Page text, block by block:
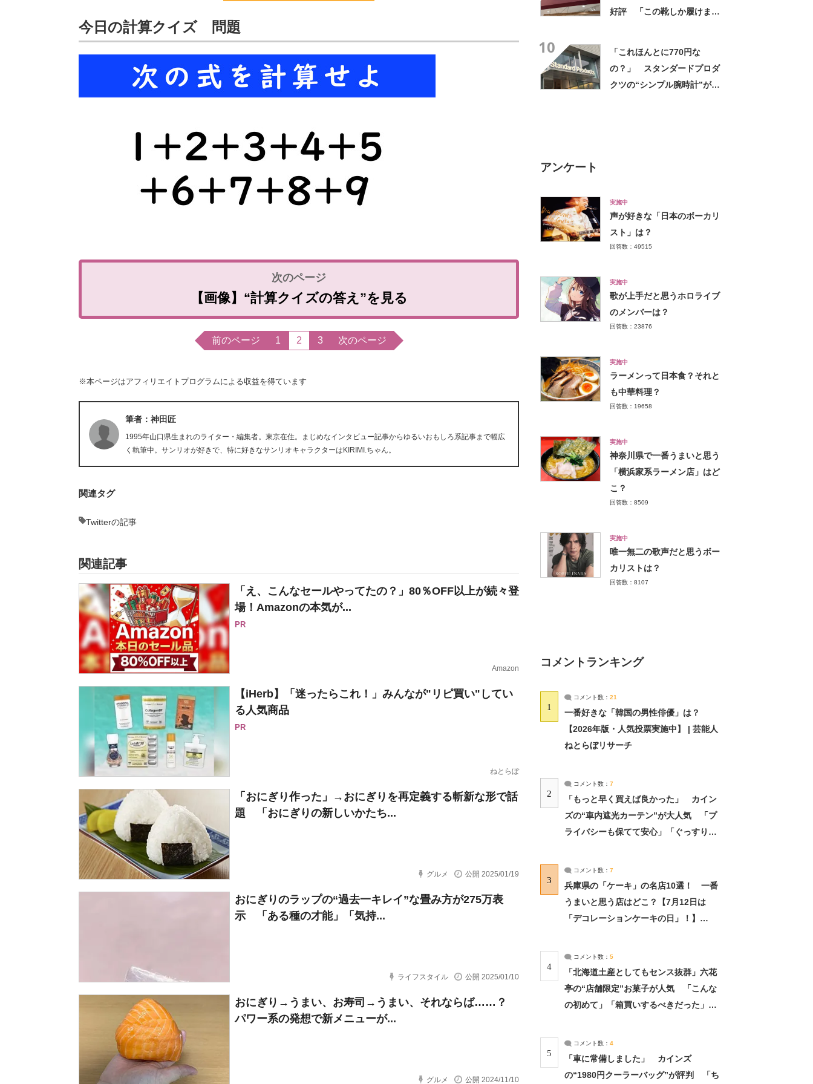
今日の計算クイズ 問題
【画像】“計算クイズの答え”を見る
前のページ 1 2 3 次のページ
※本ページはアフィリエイトプログラムによる収益を得ています
筆者：神田匠
1995年山口県生まれのライター・編集者。東京在住。まじめなインタビュー記事からゆるいおもしろ系記事まで幅広
く執筆中。サンリオが好きで、特に好きなサンリオキャラクターはKIRIMI.ちゃん。
関連タグ
Twitterの記事
関連記事
「え、こんなセールやってたの？」80％OFF以上が続々登
場！Amazonの本気が...
PR
Amazon
【iHerb】「迷ったらこれ！」みんなが"リピ買い"してい
る人気商品
PR
ねとらぼ
「おにぎり作った」→おにぎりを再定義する斬新な形で話
題 「おにぎりの新しいかたち...
グルメ 公開 2025/01/19
おにぎりのラップの“過去一キレイ”な畳み方が275万表
示 「ある種の才能」「気持...
ライフスタイル 公開 2025/01/10
おにぎり→うまい、お寿司→うまい、それならば……？
パワー系の発想で新メニューが...
グルメ 公開 2024/11/10
好評 「この靴しか履けませ
10
「これほんとに770円な
の？」 スタンダードプロダ
クツの“シンプル腕時計”が大
アンケート
実施中
声が好きな「日本のボーカリ
スト」は？
回答数：49515
実施中
歌が上手だと思うホロライブ
のメンバーは？
回答数：23876
実施中
ラーメンって日本食？それと
も中華料理？
回答数：19658
実施中
神奈川県で一番うまいと思う
「横浜家系ラーメン店」はど
こ？
回答数：8509
実施中
唯一無二の歌声だと思うボー
カリストは？
回答数：8107
コメントランキング
1
コメント数： 21
一番好きな「韓国の男性俳優」は？
【2026年版・人気投票実施中】 | 芸能人
ねとらぼリサーチ
2
コメント数： 7
「もっと早く買えば良かった」 カイン
ズの“車内遮光カーテン”が大人気 「プ
ライバシーも保てて安心」「ぐっすり眠
3
コメント数： 7
兵庫県の「ケーキ」の名店10選！ 一番
うまいと思う店はどこ？【7月12日は
「デコレーションケーキの日」！】
4
コメント数： 5
「北海道土産としてもセンス抜群」六花
亭の“店舗限定”お菓子が人気 「こんな
の初めて」「箱買いするべきだった」
5
コメント数： 4
「車に常備しました」 カインズ
の“1980円クーラーバッグ”が評判 「ち